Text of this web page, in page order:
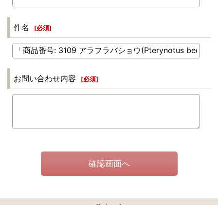
件名 [必須]
お問い合わせ内容 [必須]
確認画面へ